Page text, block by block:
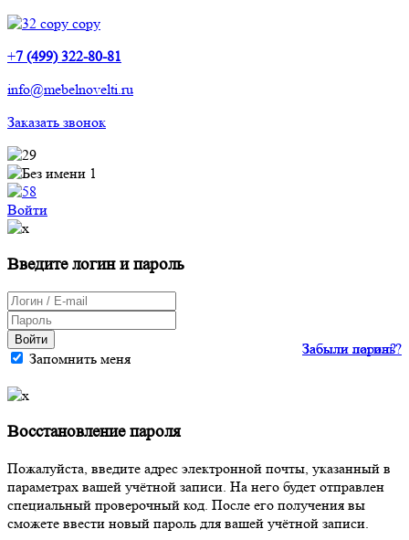
+7 (499) 322-80-81
info@mebelnovelti.ru
Заказать звонок
Войти
Введите логин и пароль
Войти
Запомнить меня
Забыли пароль?
Забыли логин?
Восстановление пароля
Пожалуйста, введите адрес электронной почты, указанный в
параметрах вашей учётной записи. На него будет отправлен
специальный проверочный код. После его получения вы
сможете ввести новый пароль для вашей учётной записи.